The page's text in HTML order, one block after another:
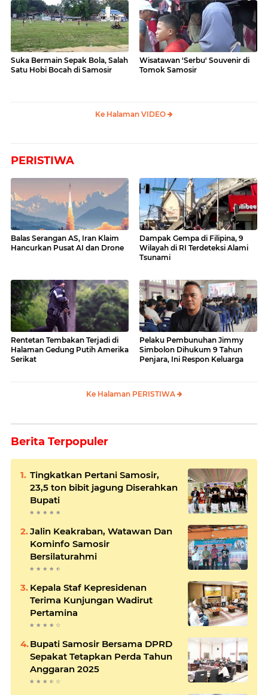
Suka Bermain Sepak Bola, Salah
Satu Hobi Bocah di Samosir
Wisatawan 'Serbu' Souvenir di
Tomok Samosir
Ke Halaman VIDEO
PERISTIWA
Balas Serangan AS, Iran Klaim
Hancurkan Pusat AI dan Drone
Dampak Gempa di Filipina, 9
Wilayah di RI Terdeteksi Alami
Tsunami
Rentetan Tembakan Terjadi di
Halaman Gedung Putih Amerika
Serikat
Pelaku Pembunuhan Jimmy
Simbolon Dihukum 9 Tahun
Penjara, Ini Respon Keluarga
Ke Halaman PERISTIWA
Berita Terpopuler
Tingkatkan Pertani Samosir,
23,5 ton bibit jagung Diserahkan
Bupati
Jalin Keakraban, Watawan Dan
Kominfo Samosir
Bersilaturahmi
Kepala Staf Kepresidenan
Terima Kunjungan Wadirut
Pertamina
Bupati Samosir Bersama DPRD
Sepakat Tetapkan Perda Tahun
Anggaran 2025